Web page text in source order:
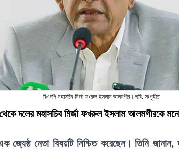
বিএনপি মহাসচিব মির্জা ফখরুল ইসলাম আলমগীর। ছবি: সংগৃহীত
থেকে দলের মহাসচিব মির্জা ফখরুল ইসলাম আলমগীরকে
নেতা বিষয়টি নিশ্চিত করেছেন। তিনি জানান,